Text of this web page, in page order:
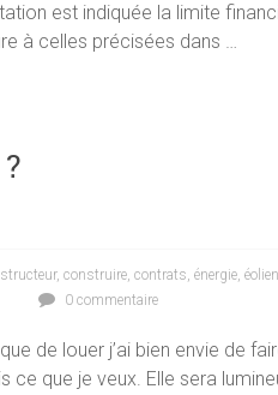
est indiquée la limite
à celles précisées dans …
, construire, contrats, énergie,
0 commentaire
de louer j’ai bien envie de
ce que je veux. Elle sera